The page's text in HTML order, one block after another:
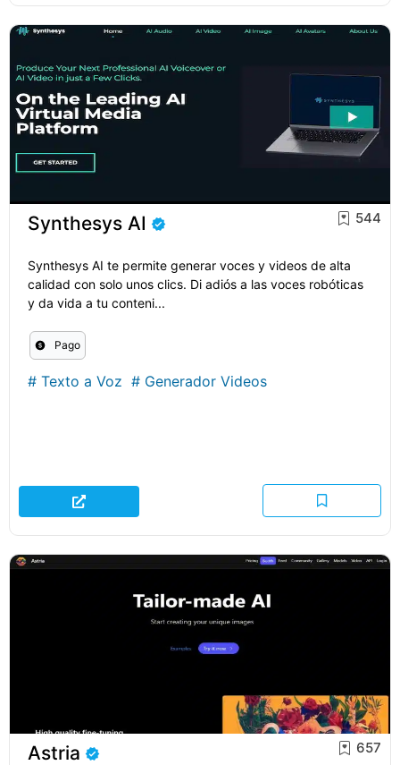
Synthesys AI 544
Synthesys AI te permite generar voces y videos de alta
calidad con solo unos clics. Di adiós a las voces robóticas
y da vida a tu conteni...
Pago
# Texto a Voz # Generador Videos
Astria 657